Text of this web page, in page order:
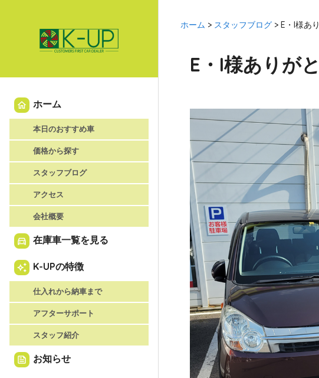
home ホーム
本日のおすすめ車
価格から探す
スタッフブログ
アクセス
会社概要
directions_car 在庫車一覧を見る
auto_awesome K-UPの特徴
仕入れから納車まで
アフターサポート
スタッフ紹介
feed お知らせ
ホーム > スタッフブログ >E・I様あ
E・I様ありが